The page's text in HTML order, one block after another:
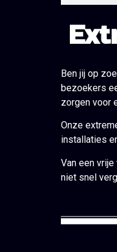
Ben jij op
bezoekers
zorgen voor
Onze
installaties
Van een
niet snel